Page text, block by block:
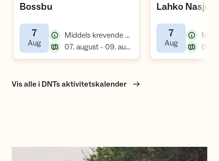
Bossbu
7
Aug,
Middels krevende kurs, introkurs friluftsliv
07. august - 09. august
Lahko
7
Aug,
Vis alle i DNTs aktivitetskalender